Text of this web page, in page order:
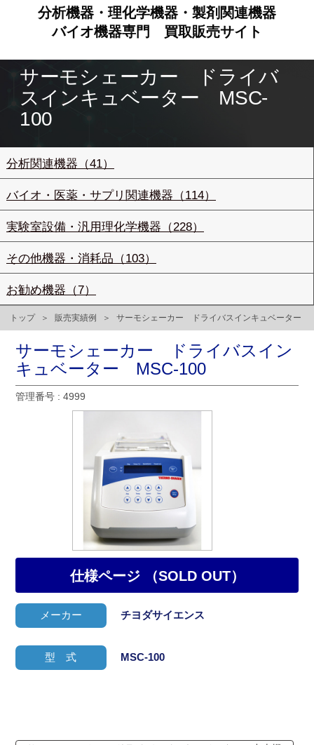
分析機器・理化学機器・製剤関連機器
バイオ機器専門
買取販売サイト
サーモシェーカー ドライバ
スインキュベーター MSC-
100
分析関連機器（41）
バイオ・医薬・サプリ関連機器（114）
実験室設備・汎用理化学機器（228）
その他機器・消耗品（103）
お勧め機器（7）
トップ 販売実績例 サーモシェーカー ドライバスインキュベーター
サーモシェーカー ドライバスイン
キュベーター MSC-100
管理番号 : 4999
メーカー チヨダサイエンス
仕様ページ （SOLD OUT）
型 式 MSC-100